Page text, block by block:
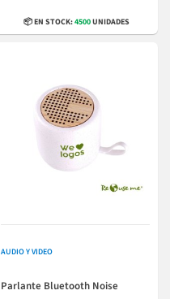
📦 EN STOCK:4500UNIDADES
AUDIO Y VIDEO
Parlante Bluetooth Noise